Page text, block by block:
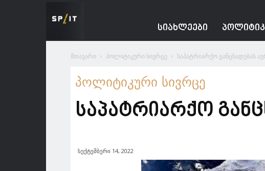
ᲡᲘᲐᲮᲚᲔᲔᲑᲘ
მთავარი პოლიტიკური სივრცე საპატრიარქო განცხადებას
პოლიტიკური სივრცე
საპატრიარქო
სექტემბერი 14, 2022